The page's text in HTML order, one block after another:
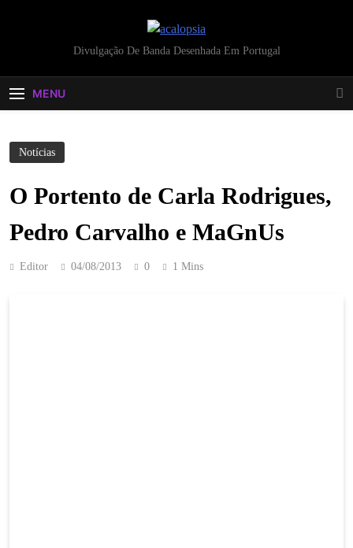
acalopsia
Divulgação De Banda Desenhada Em Portugal
MENU
Notícias
O Portento de Carla Rodrigues,
Pedro Carvalho e MaGnUs
Editor 04/08/2013 0 1 Mins